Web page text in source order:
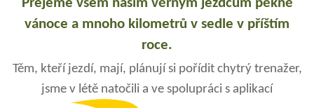
Přejeme všem našim věrným jezdcům pěkné
vánoce a mnoho kilometrů v sedle v příštím
roce.
Těm, kteří jezdí, mají, plánují si pořídit chytrý trenažer,
jsme v létě natočili a ve spolupráci s aplikací